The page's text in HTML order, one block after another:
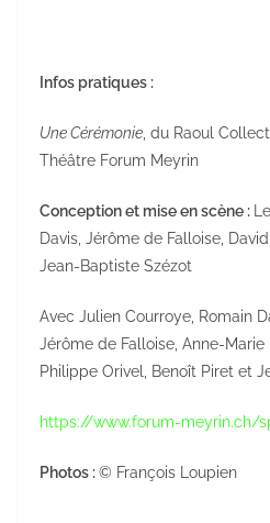
Infos pratiques :
Une Cérémonie , du Raoul
Théâtre Forum Meyrin
Conception et mise en scène :
Davis, Jérôme de Falloise,
Jean-Baptiste Szézot
Avec Julien Courroye, Romain
Jérôme de Falloise, Anne-Marie
Philippe Orivel, Benoît Piret et
https://www.forum-meyrin.ch/
Photos :© François Loupien